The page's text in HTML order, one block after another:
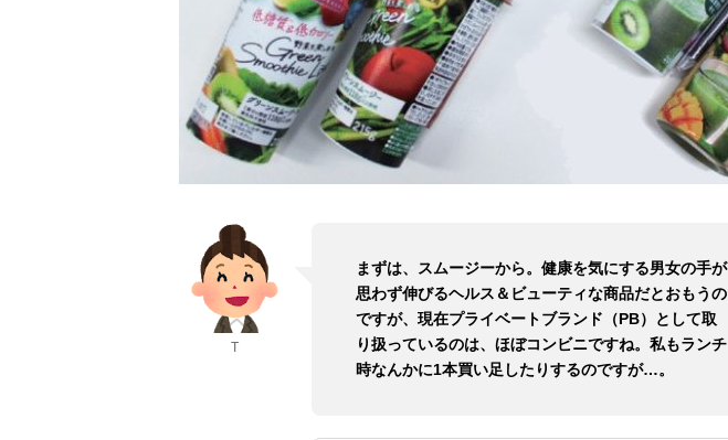
T
まずは、スムージーから。健康を気にする男女の手が
思わず伸びるヘルス＆ビューティな商品だとおもうの
ですが、現在プライベートブランド（PB）として取
り扱っているのは、ほぼコンビニですね。私もランチ
時なんかに1本買い足したりするのですが…。